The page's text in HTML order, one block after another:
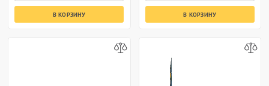
В КОРЗИНУ В КОРЗИНУ